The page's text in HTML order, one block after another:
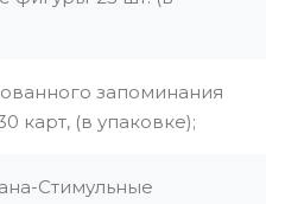
запоминания
карт, (в упаковке);
Стимульные